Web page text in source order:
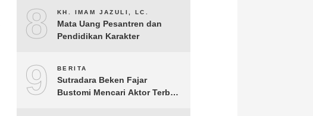
8 KH. IMAM JAZULI, LC.
Mata Uang Pesantren dan
Pendidikan Karakter
9 BERITA
Sutradara Beken Fajar
Bustomi Mencari Aktor Terbaik